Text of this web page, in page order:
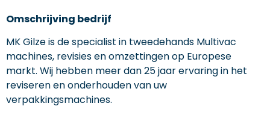
Omschrijving bedrijf
MK Gilze is de specialist in tweedehands Multivac
machines, revisies en omzettingen op Europese
markt. Wij hebben meer dan 25 jaar ervaring in het
reviseren en onderhouden van uw
verpakkingsmachines.